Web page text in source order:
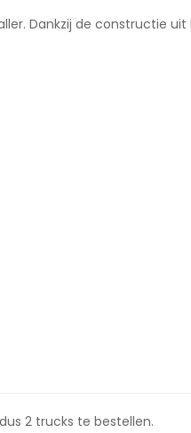
Dankzij de constructie
2 trucks te bestellen.